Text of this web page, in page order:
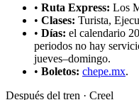
• Ruta Express: Los
• Clases: Turista,
• Días: el calendario
periodos no hay
jueves–domingo.
• Boletos: chepe.mx.
Después del tren · Creel